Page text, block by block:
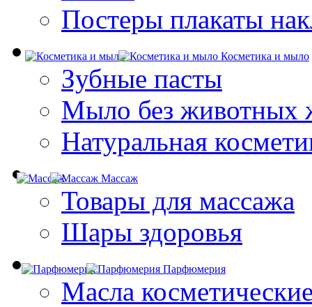
Постеры плакаты
Косметика и мыло
Зубные пасты
Мыло без животных
Натуральная
Массаж
Товары для массажа
Шары здоровья
Парфюмерия
Масла